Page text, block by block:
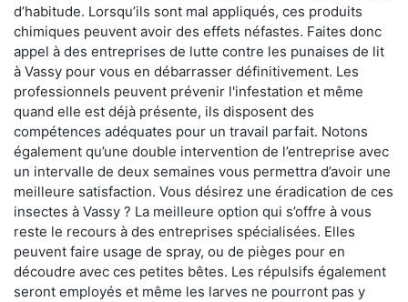
d’habitude. Lorsqu’ils sont mal appliqués, ces produits
chimiques peuvent avoir des effets néfastes. Faites donc
appel à des entreprises de lutte contre les punaises de lit
à Vassy pour vous en débarrasser définitivement. Les
professionnels peuvent prévenir l'infestation et même
quand elle est déjà présente, ils disposent des
compétences adéquates pour un travail parfait. Notons
également qu’une double intervention de l’entreprise avec
un intervalle de deux semaines vous permettra d’avoir une
meilleure satisfaction. Vous désirez une éradication de ces
insectes à Vassy ? La meilleure option qui s’offre à vous
reste le recours à des entreprises spécialisées. Elles
peuvent faire usage de spray, ou de pièges pour en
découdre avec ces petites bêtes. Les répulsifs également
seront employés et même les larves ne pourront pas y